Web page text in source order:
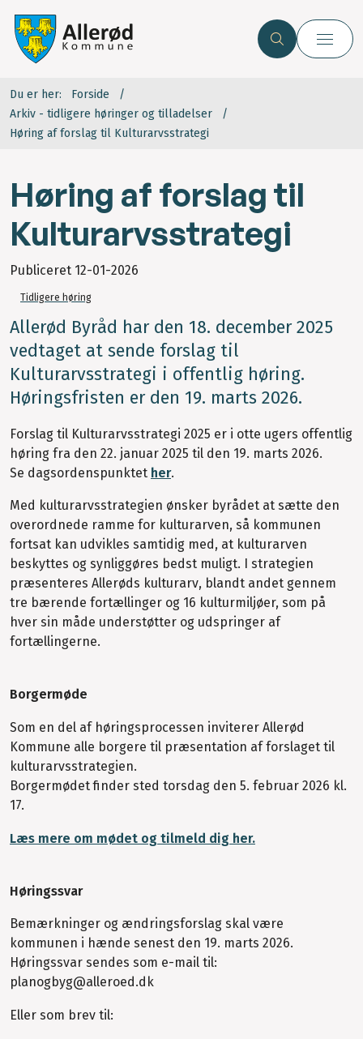
Du er her:
Forside
Arkiv - tidligere høringer og tilladelser
Høring af forslag til Kulturarvsstrategi
Høring af forslag til
Kulturarvsstrategi
Publiceret 12-01-2026
Tidligere høring
Allerød Byråd har den 18. december 2025
vedtaget at sende forslag til
Kulturarvsstrategi i offentlig høring.
Høringsfristen er den 19. marts 2026.
Forslag til Kulturarvsstrategi 2025 er i otte ugers offentlig
høring fra den 22. januar 2025 til den 19. marts 2026.
Se dagsordenspunktet her.
Med kulturarvsstrategien ønsker byrådet at sætte den
overordnede ramme for kulturarven, så kommunen
fortsat kan udvikles samtidig med, at kulturarven
beskyttes og synliggøres bedst muligt. I strategien
præsenteres Allerøds kulturarv, blandt andet gennem
tre bærende fortællinger og 16 kulturmiljøer, som på
hver sin måde understøtter og udspringer af
fortællingerne.
Borgermøde
Som en del af høringsprocessen inviterer Allerød
Kommune alle borgere til præsentation af forslaget til
kulturarvsstrategien.
Borgermødet finder sted torsdag den 5. februar 2026 kl.
17.
Læs mere om mødet og tilmeld dig her.
Høringssvar
Bemærkninger og ændringsforslag skal være
kommunen i hænde senest den 19. marts 2026.
Høringssvar sendes som e-mail til:
planogbyg@alleroed.dk
Eller som brev til: